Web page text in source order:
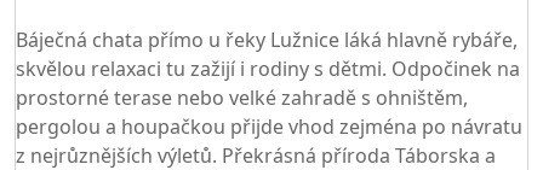
Báječná chata přímo u řeky Lužnice láká hlavně rybáře,
skvělou relaxaci tu zažijí i rodiny s dětmi. Odpočinek na
prostorné terase nebo velké zahradě s ohništěm,
pergolou a houpačkou přijde vhod zejména po návratu
z nejrůznějších výletů. Překrásná příroda Táborska a